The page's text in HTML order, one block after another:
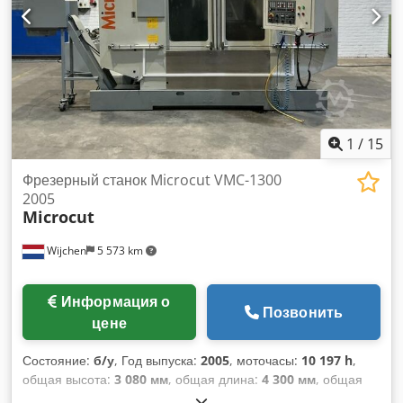
Codozgbb Topfx Ammorf Максимальные размеры дисковой
фрезы (диаметр/толщина), мм: 300 / 5 Автоматическое
позиционирование тисков
1 / 15
Wijchen 5 573 km
Фрезерный станок Microcut VMC-1300
2005
Microcut
цене
Позвонить
Состояние: б/у, Год выпуска: 2005, моточасы: 10 197 h,
общая высота: 3 080 мм, общая длина: 4 300 мм, общая
, Цвет: белый Собственный вес: 7 000 кг